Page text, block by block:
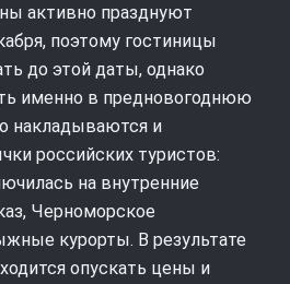
активно празднуют
поэтому гостиницы
до этой даты, однако
именно в предновогоднюю
накладываются и
российских туристов:
на внутренние
Черноморское
курорты. В результате
опускать цены и